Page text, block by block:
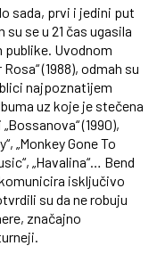
sada, prvi i jedini put
su se u 21 čas ugasila
publike. Uvodnom
(1988), odmah su
najpoznatijem
uz koje je stečena
(1990),
„Monkey Gone To
„Havalina“… Bend
isključivo
su da ne robuju
značajno